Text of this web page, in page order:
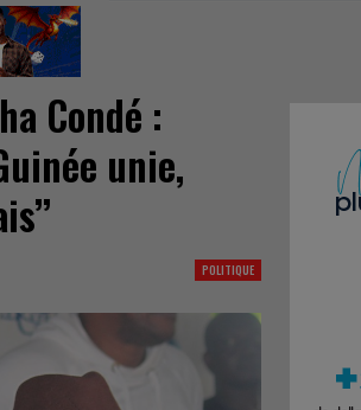
Condé :
unie,
POLITIQUE